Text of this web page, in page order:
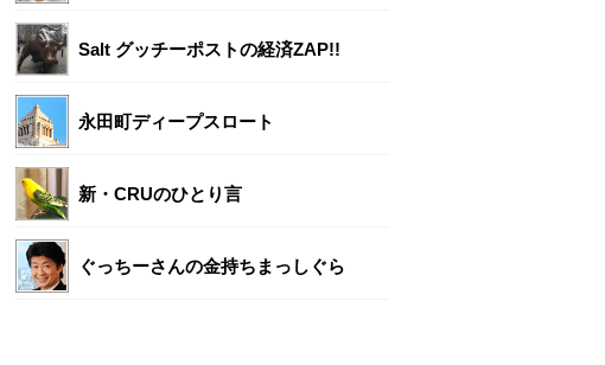
Salt グッチーポストの経済ZAP!!
永田町ディープスロート
新・CRUのひとり言
ぐっちーさんの金持ちまっしぐら